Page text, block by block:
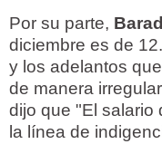
Por su parte,
diciembre es de
y los adelantos
de manera
dijo que "El salario
la línea de